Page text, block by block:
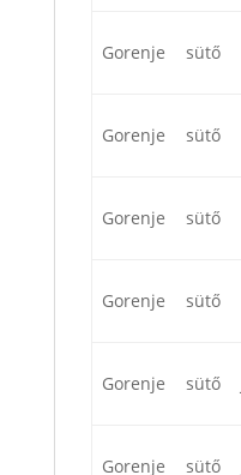
Gorenje sütő
Gorenje sütő
Gorenje sütő
Gorenje sütő
Gorenje sütő
Gorenje sütő